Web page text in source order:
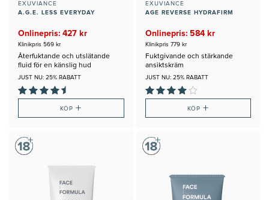
EXUVIANCE
A.G.E. LESS EVERYDAY
Onlinepris: 427 kr
Klinikpris 569 kr
Återfuktande och utslätande
fluid för en känslig hud
JUST NU: 25% RABATT
KÖP+
EXUVIANCE
AGE REVERSE HYDRAFIRM
Onlinepris: 584 kr
Klinikpris 779 kr
Fuktgivande och stärkande
ansiktskräm
JUST NU: 25% RABATT
KÖP +